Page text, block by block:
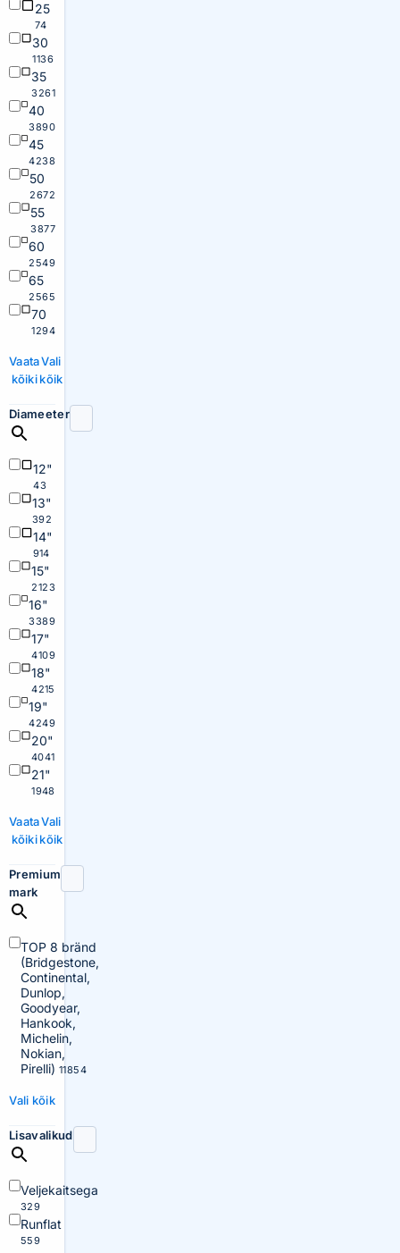
25
74
30
1136
35
3261
40
3890
45
4238
50
2672
55
3877
60
2549
65
2565
70
1294
Vaata
kõiki
Vali
kõik
Diameeter
12"
43
13"
392
14"
914
15"
2123
16"
3389
17"
4109
18"
4215
19"
4249
20"
4041
21"
1948
Vaata
kõiki
Vali
kõik
Premium
mark
TOP 8 bränd
(Bridgestone,
Continental,
Dunlop,
Goodyear,
Hankook,
Michelin,
Nokian,
Pirelli) 11854
Vali kõik
Lisavalikud
Veljekaitsega
329
Runflat
559